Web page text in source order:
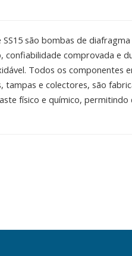
SS15 são bombas de
confiabilidade comprovada e
Todos os
tampas e colectores, são
físico e químico,